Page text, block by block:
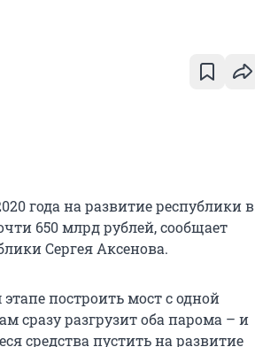
года на развитие республики в
650 млрд рублей, сообщает
Сергея Аксенова.
построить мост с одной
сразу разгрузит оба парома – и
средства пустить на развитие